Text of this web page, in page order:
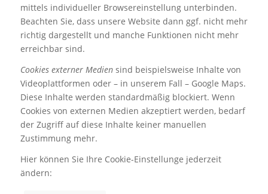
mittels individueller Browsereinstellung unterbinden.
Beachten Sie, dass unsere Website dann ggf. nicht mehr
richtig dargestellt und manche Funktionen nicht mehr
erreichbar sind.
Cookies externer Mediensind beispielsweise Inhalte von
Videoplattformen oder – in unserem Fall – Google Maps.
Diese Inhalte werden standardmäßig blockiert. Wenn
Cookies von externen Medien akzeptiert werden, bedarf
der Zugriff auf diese Inhalte keiner manuellen
Zustimmung mehr.
Hier können Sie Ihre Cookie-Einstellunge jederzeit
ändern: